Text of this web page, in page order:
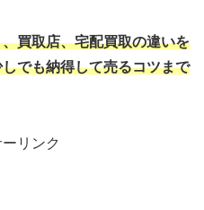
買取店、宅配買取の違いを
でも納得して売るコツまで
リンク